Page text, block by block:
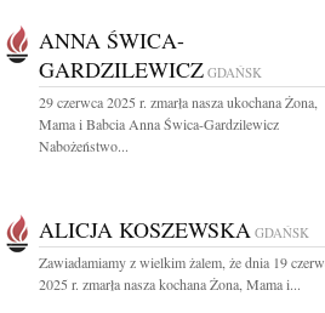
ANNA ŚWICA-
GARDZILEWICZ GDAŃSK
29 czerwca 2025 r. zmarła nasza ukochana Żona,
Mama i Babcia Anna Świca-Gardzilewicz
Nabożeństwo...
ALICJA KOSZEWSKA GDAŃSK
Zawiadamiamy z wielkim żalem, że dnia 19
2025 r. zmarła nasza kochana Żona, Mama i...